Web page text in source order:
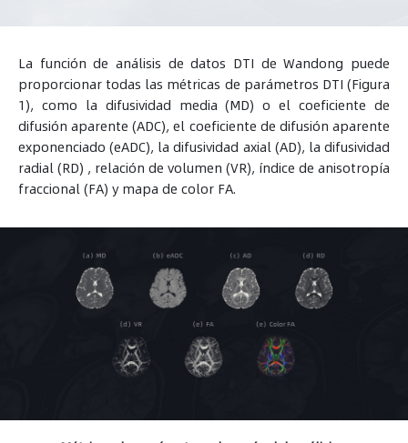
homogeneidad del campo B0 , lo que da como resultado
de datos, los artefactos y el ruido se eliminan aún más de
las imágenes mediante el control de calidad y el
preprocesamiento, lo que brinda consistencia para una
estimación de tensor confiable.
La función de análisis de datos DTI de Wandong puede
proporcionar todas las métricas de parámetros DTI (Figura
1), como la difusividad media (MD) o el coeficiente de
difusión aparente (ADC), el coeficiente de difusión aparente
exponenciado (eADC), la difusividad axial (AD), la difusividad
radial (RD) , relación de volumen (VR), índice de anisotropía
fraccional (FA) y mapa de color FA.